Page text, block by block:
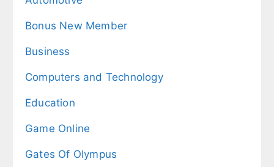
Bonus New Member
Business
Computers and Technology
Education
Game Online
Gates Of Olympus